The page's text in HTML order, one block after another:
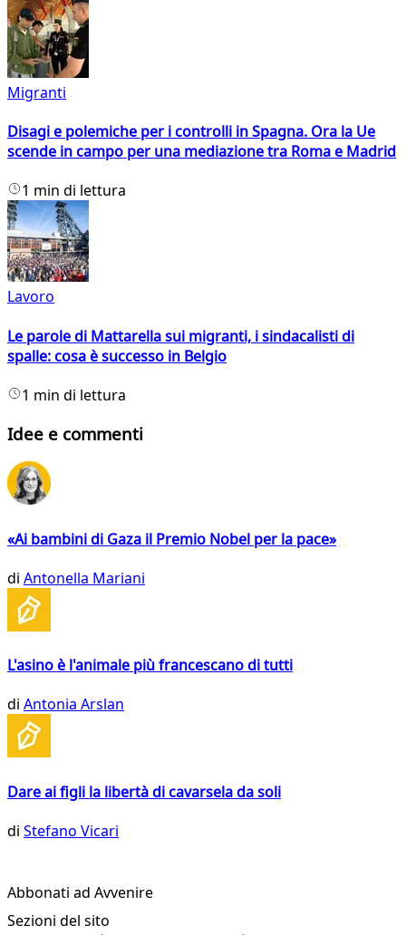
Migranti
Disagi e polemiche per i controlli in Spagna. Ora la Ue
scende in campo per una mediazione tra Roma e Madrid
1 min di lettura
Lavoro
Le parole di Mattarella sui migranti, i sindacalisti di
spalle: cosa è successo in Belgio
1 min di lettura
Idee e commenti
«Ai bambini di Gaza il Premio Nobel per la pace»
di Antonella Mariani
L'asino è l'animale più francescano di tutti
di Antonia Arslan
Dare ai figli la libertà di cavarsela da soli
di Stefano Vicari
Abbonati ad Avvenire
Sezioni del sito